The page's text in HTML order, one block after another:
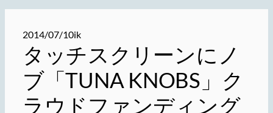
2014/07/10ik
タッチスクリーンにノ
ブ「TUNA KNOBS」ク
ラウドファンディング